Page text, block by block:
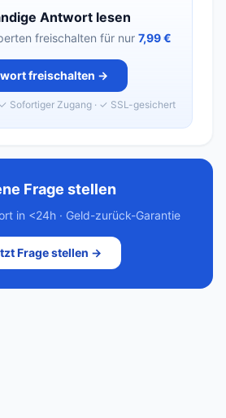
Antwort lesen
freischalten für nur 7,99 €
freischalten →
Sofortiger Zugang · ✓ SSL-gesichert
Frage stellen
in <24h · Geld-zurück-Garantie
Frage stellen →